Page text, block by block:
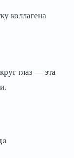
коллагена
глаз — эта